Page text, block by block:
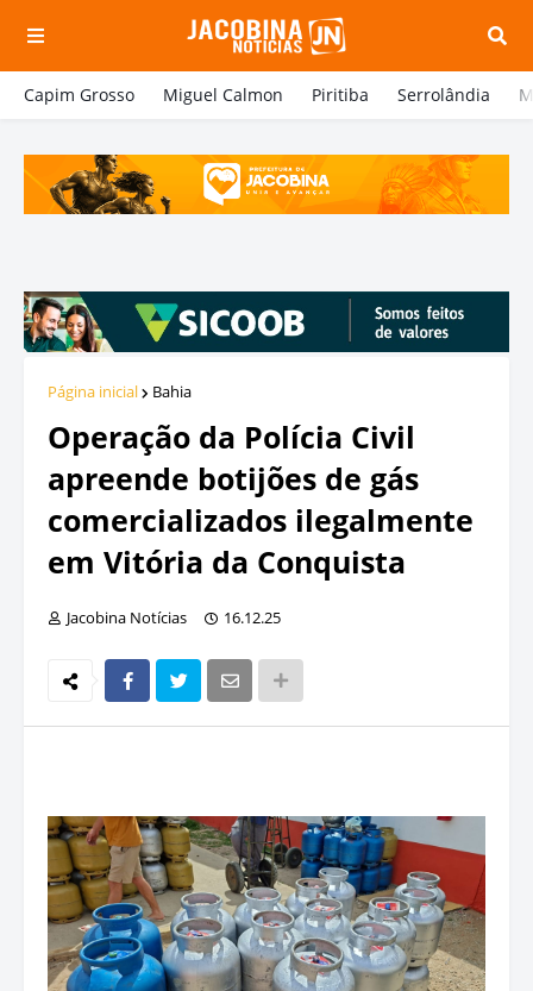
Capim Grosso Miguel Calmon Piritiba Serrolândia
Página inicial Bahia
Operação da Polícia Civil
apreende botijões de gás
comercializados ilegalmente
em Vitória da Conquista
Jacobina Notícias 16.12.25